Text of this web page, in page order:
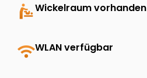
baby_changing_stationWickelraum vorhanden
wifiWLAN verfügbar